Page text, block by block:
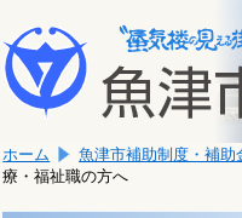
文
へ
移
ま
す。
こ
か
文
で
す。
ホーム 魚津市補助制度・補助
療・福祉職の方へ